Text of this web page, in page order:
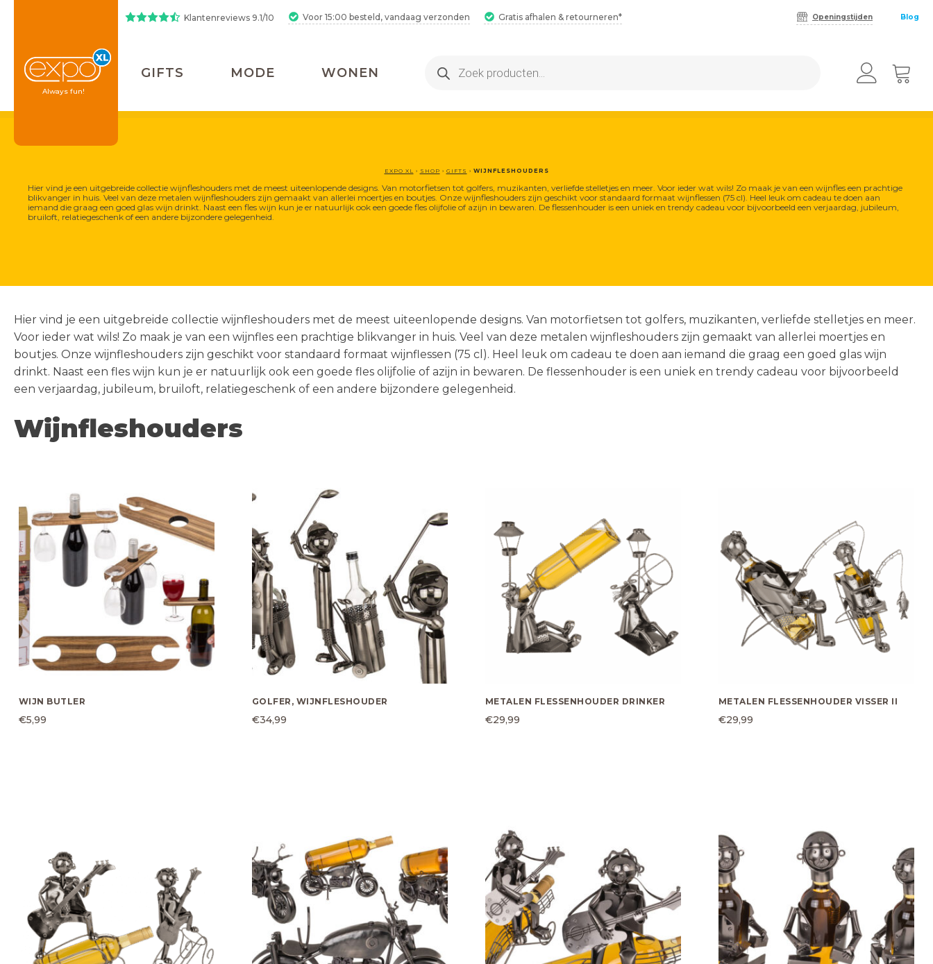
Klantenreviews 9.1/10 Voor 15:00 besteld, vandaag verzonden Gratis afhalen & retourneren* Openingstijden Blog
Always fun!
GIFTS MODE WONEN
Producten
zoeken
Gifts
Drankspellen
Feestartikelen &
Versiering
Fun
Geschenken
Happy Socks
Koken &
Newborn gifts
Nostalgic Art
Overige
Posters
Wijnfleshouders
50% korting op alles!
Bestel 2 hamamdoeken voor €25,
inclusief gratis verzending!
Boeken
Kinderen
Koken
Happy Socks
> ALLE HAPPY SOCKS > ALLE SCHOENEN
2 Hamamdoeken voor 1
Bestel 2 hamamdoeken voor €25,
inclusief gratis verzending!
Dames
Tassen
Alle schoenen
Laarzen
Pumps
Many Mornings
Sokken
Heren
Sloffen &
Heren sneakers
Many Mornings
Sokken
Schoenen
Wonen
Keukenaccessoires
Geurartikelen
Riverdale
Posters
Klokken
SHOP
SHOP
Kunst
Glasschilderijen
Olieverf Schilderijen
Wanddecoratie
> ALLE
Meubels
Woonaccessoires
> ALLE
MEUBELS
EXPO XL › SHOP › GIFTS › WIJNFLESHOUDERS
Hier vind je een uitgebreide collectie wijnfleshouders met de meest uiteenlopende designs. Van motorfietsen tot golfers, muzikanten, verliefde stelletjes en meer. Voor ieder wat wils! Zo maak je van een wijnfles een prachtige
blikvanger in huis. Veel van deze metalen wijnfleshouders zijn gemaakt van allerlei moertjes en boutjes. Onze wijnfleshouders zijn geschikt voor standaard formaat wijnflessen (75 cl). Heel leuk om cadeau te doen aan
iemand die graag een goed glas wijn drinkt. Naast een fles wijn kun je er natuurlijk ook een goede fles olijfolie of azijn in bewaren. De flessenhouder is een uniek en trendy cadeau voor bijvoorbeeld een verjaardag, jubileum,
bruiloft, relatiegeschenk of een andere bijzondere gelegenheid.
Hier vind je een uitgebreide collectie wijnfleshouders met de meest uiteenlopende designs. Van motorfietsen tot golfers, muzikanten, verliefde stelletjes en meer.
Voor ieder wat wils! Zo maak je van een wijnfles een prachtige blikvanger in huis. Veel van deze metalen wijnfleshouders zijn gemaakt van allerlei moertjes en
boutjes. Onze wijnfleshouders zijn geschikt voor standaard formaat wijnflessen (75 cl). Heel leuk om cadeau te doen aan iemand die graag een goed glas wijn
drinkt. Naast een fles wijn kun je er natuurlijk ook een goede fles olijfolie of azijn in bewaren. De flessenhouder is een uniek en trendy cadeau voor bijvoorbeeld
een verjaardag, jubileum, bruiloft, relatiegeschenk of een andere bijzondere gelegenheid.
Wijnfleshouders
WIJN BUTLER
€5,99
GOLFER, WIJNFLESHOUDER
€34,99
METALEN FLESSENHOUDER DRINKER
€29,99
METALEN FLESSENHOUDER VISSER II
€29,99